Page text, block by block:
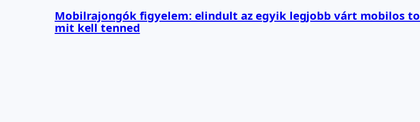
Mobilrajongók figyelem: elindult az egyik legjobb várt mobilos
mit kell tenned